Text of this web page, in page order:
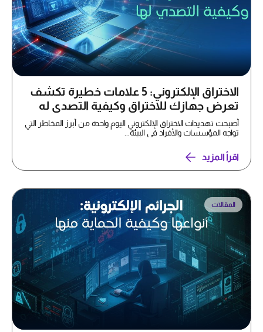
الاختراق الإلكتروني: 5 علامات خطيرة تكشف
تعرض جهازك للاختراق وكيفية التصدي له
أصبحت تهديدات الاختراق الإلكتروني اليوم واحدة من أبرز المخاطر التي
تواجه المؤسسات والأفراد في البيئة...
اقرأ المزيد
المقالات